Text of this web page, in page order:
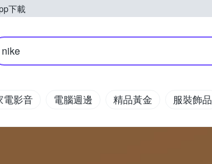
下載
購物中心
nike
電影音 電腦週邊 精品黃金 服裝飾品